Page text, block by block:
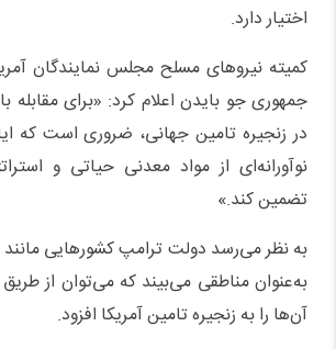
اختیار دارد.
کمیته نیروهای مسلح مجلس نمایندگان
جمهوری جو بایدن اعلام کرد: «برای مقابله
در زنجیره تامین جهانی، ضروری است که
نوآورانه‌ای از مواد معدنی حیاتی و
تضمین کند.»
به نظر می‌رسد دولت ترامپ کشورهایی مانند
به‌عنوان مناطقی می‌بیند که می‌توان از
آن‌ها را به زنجیره تامین آمریکا افزود.